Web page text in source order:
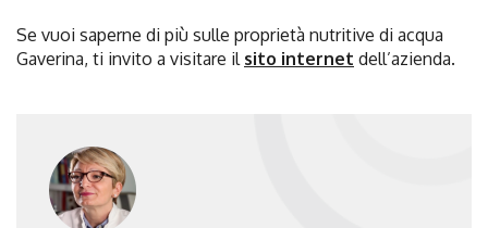
Se vuoi saperne di più sulle proprietà nutritive di acqua
Gaverina, ti invito a visitare il sito internet dell’azienda.